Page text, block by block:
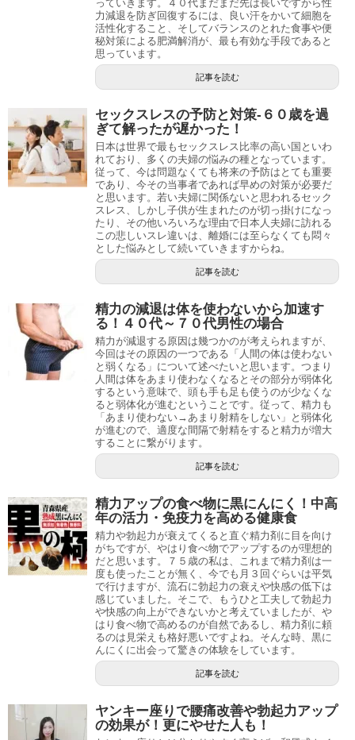
っていきます。４０代まだまだ先は長いですから性
力減退を防ぎ回復するには、良い汗をかいて細胞を
活性化すること、そしてバランスのとれた食事や便
秘対策による肥満解消が、最も有効な手段であると
思っています。
記事を読む
セックスレスの予防と対策-６０歳を過
ぎて解ったが遅かった！
日本は世界で最もセックスレス比率の高い国といわ
れており、多くの夫婦の悩みの種となっています。
従って、今は問題なくても将来の予防はとても重要
であり、今その当事者であれば早めの対策が必要だ
と思います。若い夫婦に関係ないと思われるセック
スレス、しかし子供が生まれたのが切っ掛けになっ
たり、その他いろいろな理由で日本人夫婦に訪れる
この悲しいスレ違いは、離婚には至らなくても悶々
とした悩みとして続いていきますからね。
記事を読む
精力の減退は体を使わないから加速す
る！４０代～７０代男性の場合
精力が減退する原因は幾つかのが考えられますが、
今回はその原因の一つである「人間の体は使わない
と弱くなる」について述べたいと思います。つまり
人間は体をあまり使わなくなるとその部分が弱体化
するという意味で、頭も手も足も使うのが少なくな
ると弱体化が進むということです。従って、精力も
「あまり使わない→あまり射精をしない」と弱体化
が進むので、適度な間隔で射精をすると精力が増大
することに繋がります。
記事を読む
精力アップの食べ物に黒にんにく！中高
年の活力・免疫力を高める健康食
精力や勃起力が衰えてくると直ぐ精力剤に目を向け
がちですが、やはり食べ物でアップするのが理想的
だと思います。７５歳の私は、これまで精力剤は一
度も使ったことが無く、今でも月３回ぐらいは平気
で行けますが、流石に勃起力の衰えや快感の低下は
感じていました。そこで、もうひと工夫して勃起力
や快感の向上ができないかと考えていましたが、や
はり食べ物で高めるのが自然であるし、精力剤に頼
るのは見栄えも格好悪いですよね。そんな時、黒に
んにくに出会って驚きの体験をしています。
記事を読む
ヤンキー座りで腰痛改善や勃起力アップ
の効果が！更にやせた人も！